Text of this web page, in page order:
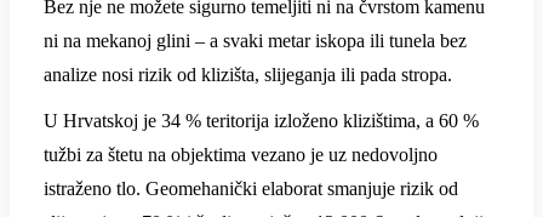
Bez nje ne možete sigurno temeljiti ni na čvrstom kamenu
ni na mekanoj glini – a svaki metar iskopa ili tunela bez
analize nosi rizik od klizišta, slijeganja ili pada stropa.
U Hrvatskoj je 34 % teritorija izloženo klizištima, a 60 %
tužbi za štetu na objektima vezano je uz nedovoljno
istraženo tlo. Geomehanički elaborat smanjuje rizik od